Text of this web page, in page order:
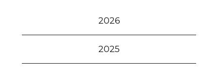
2026
2025